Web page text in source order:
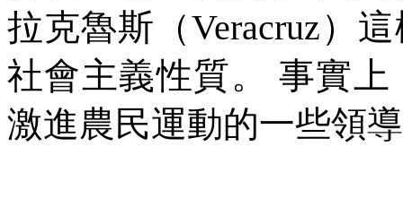
拉克魯斯（Veracruz）
社會主義性質。
事實上
激進農民運動的一些領